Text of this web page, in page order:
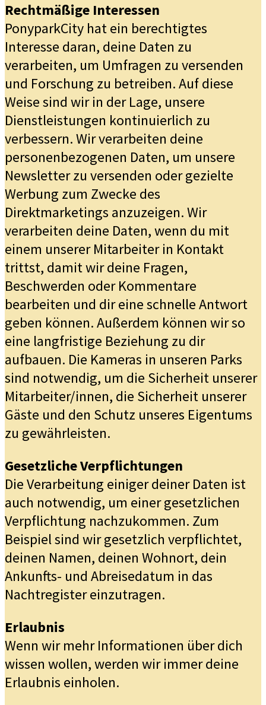
Rechtmäßige Interessen
PonyparkCity hat ein berechtigtes
Interesse daran, deine Daten zu
verarbeiten, um Umfragen zu versenden
und Forschung zu betreiben. Auf diese
Weise sind wir in der Lage, unsere
Dienstleistungen kontinuierlich zu
verbessern. Wir verarbeiten deine
personenbezogenen Daten, um unsere
Newsletter zu versenden oder gezielte
Werbung zum Zwecke des
Direktmarketings anzuzeigen. Wir
verarbeiten deine Daten, wenn du mit
einem unserer Mitarbeiter in Kontakt
trittst, damit wir deine Fragen,
Beschwerden oder Kommentare
bearbeiten und dir eine schnelle Antwort
geben können. Außerdem können wir so
eine langfristige Beziehung zu dir
aufbauen. Die Kameras in unseren Parks
sind notwendig, um die Sicherheit unserer
Mitarbeiter/innen, die Sicherheit unserer
Gäste und den Schutz unseres Eigentums
zu gewährleisten.
Gesetzliche Verpflichtungen
Die Verarbeitung einiger deiner Daten ist
auch notwendig, um einer gesetzlichen
Verpflichtung nachzukommen. Zum
Beispiel sind wir gesetzlich verpflichtet,
deinen Namen, deinen Wohnort, dein
Ankunfts- und Abreisedatum in das
Nachtregister einzutragen.
Erlaubnis
Wenn wir mehr Informationen über dich
wissen wollen, werden wir immer deine
Erlaubnis einholen.